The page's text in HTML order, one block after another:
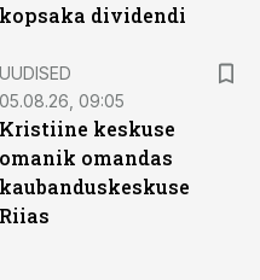
kopsaka dividendi
UUDISED
05.08.26, 09:05
Kristiine keskuse
omanik omandas
kaubanduskeskuse
Riias